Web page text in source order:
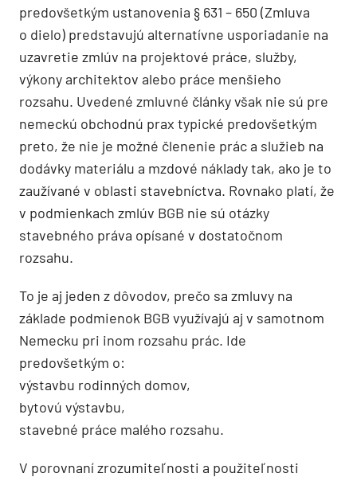
predovšetkým ustanovenia § 631 – 650 (Zmluva
o dielo) predstavujú alternatívne usporiadanie na
uzavretie zmlúv na projektové práce, služby,
výkony architektov alebo práce menšieho
rozsahu. Uvedené zmluvné články však nie sú pre
nemeckú obchodnú prax typické predovšetkým
preto, že nie je možné členenie prác a služieb na
dodávky materiálu a mzdové náklady tak, ako je to
zaužívané v oblasti stavebníctva. Rovnako platí, že
v podmienkach zmlúv BGB nie sú otázky
stavebného práva opísané v dostatočnom
rozsahu.
To je aj jeden z dôvodov, prečo sa zmluvy na
základe podmienok BGB využívajú aj v samotnom
Nemecku pri inom rozsahu prác. Ide
predovšetkým o:
výstavbu rodinných domov,
bytovú výstavbu,
stavebné práce malého rozsahu.
V porovnaní zrozumiteľnosti a použiteľnosti